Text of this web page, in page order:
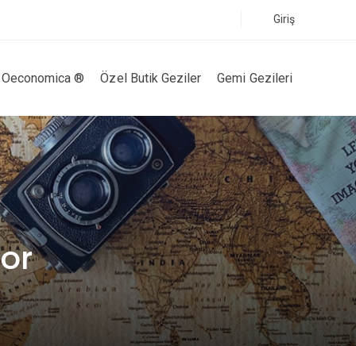
Giriş
Oeconomica ® Özel Butik Geziler Gemi Gezileri